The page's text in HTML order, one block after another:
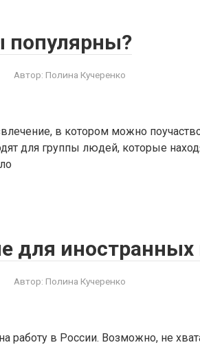
популярны?
Автор: Полина Кучеренко
в котором можно
для группы людей, которые
для
Автор: Полина Кучеренко
работу в России. Возможно, не